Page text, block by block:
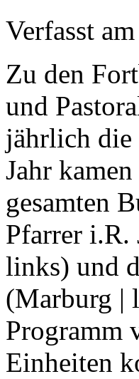
Verfasst am
Zu den
und
jährlich
Jahr
gesamten
Pfarrer i.R.
links) und
(Marburg |
Programm
Einheiten